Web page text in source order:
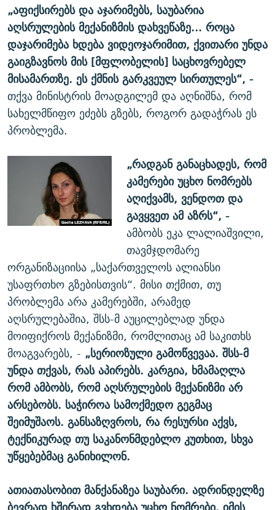
„აფიქსირებს და აჯარიმებს, საუბარია
აღსრულებისმექანიზმის დახვეწაზე... როცა
დაჯარიმება ხდებავიდეოჯარიმით, ქვითარიუნდა
გაიგზავნოსმის[მფლობელის] საცხოვრებელ
მისამართზე. ეს ქმნისგარკვეულ სირთულეს“, -
თქვა მინისტრის მოადგილემ და აღნიშნა, რომ
სახელმწიფო ეძებს გზებს, როგორ გადაჭრას ეს
პრობლემა.
„რადგან განაცხადეს, რომ
კამერები უცხო ნომრებს
აღიქვამს, ვენდოთ და
გავყვეთ ამ აზრს“, -
ამბობს ეკა ლალიაშვილი,
თავმჯდომარე
ორგანიზაციისა „საქართველოს ალიანსი
უსაფრთხო გზებისთვის“. მისი თქმით, თუ
პრობლემა არა კამერებში, არამედ
აღსრულებაშია, შსს-მ აუცილებლად უნდა
მოიფიქროს მექანიზმი, რომლითაც ამ საკითხს
მოაგვარებს, - „სერიოზულიგამოწვევაა. შსს-მ
უნდათქვას, რას აპირებს. კარგია, ხმამაღლა
რომ ამბობს, რომ აღსრულებისმექანიზმი არ
არსებობს. საჭიროა სამოქმედოგეგმაც
შეიმუშაოს. განსაზღვროს, რა რესურსი აქვს,
ტექნიკურადთუ საკანონმდებლოკუთხით, სხვა
უწყებებმაცგანიხილონ.
ათიათასობითმანქანაზეა საუბარი. ადრინდელზე